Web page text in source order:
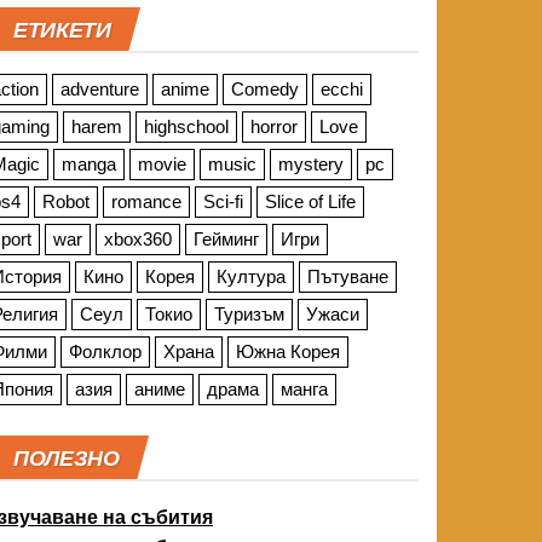
ЕТИКЕТИ
adventure anime Comedy
ecchi
harem highschool horror
Love
manga movie music mystery
pc
Robot romance Sci-fi
Slice of Life
war xbox360 Гейминг
Игри
Кино Корея Култура
Пътуване
Сеул Токио Туризъм
Ужаси
Фолклор Храна
Южна Корея
азия аниме драма манга
ПОЛЕЗНО
на събития